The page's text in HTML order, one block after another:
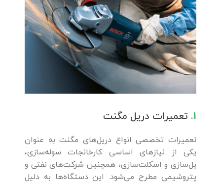
1. تعمیرات دریل مگنت
تعمیرات تخصصی انواع دریل‌های مگنت به عنوان
یکی از نیازهای اساسی کارخانجات سوله‌سازی،
پل‌سازی و اسکلت‌سازی، همچنین شرکت‌های نفتی و
پتروشیمی مطرح می‌شود. این دستگاه‌ها به دلیل